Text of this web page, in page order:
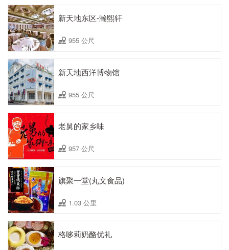
新天地东区-瀚熙轩
955 公尺
新天地西洋博物馆
955 公尺
老舅的家乡味
957 公尺
旗聚一堂(丸文食品)
1.03 公里
格哆莉奶酪优礼